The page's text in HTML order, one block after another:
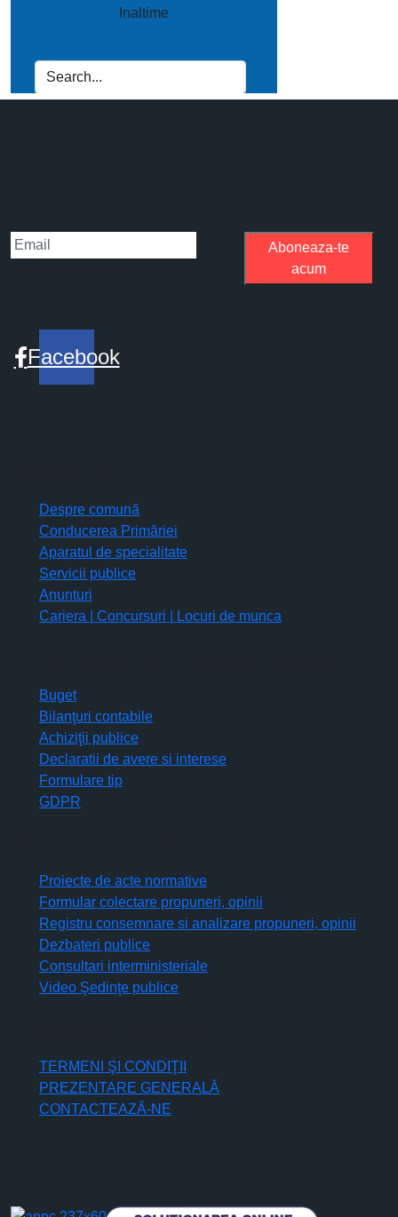
Aboneaza-te
acum
Facebook
Despre comună
Conducerea Primăriei
Aparatul de specialitate
Servicii publice
Anunturi
Cariera | Concursuri | Locuri de munca
Buget
Bilanţuri contabile
Achiziţii publice
Declaratii de avere si interese
Formulare tip
GDPR
Proiecte de acte normative
Formular colectare propuneri, opinii
Registru consemnare si analizare propuneri, opinii
Dezbateri publice
Consultari interministeriale
Video Şedinţe publice
TERMENI ŞI CONDIŢII
PREZENTARE GENERALĂ
CONTACTEAZĂ-NE